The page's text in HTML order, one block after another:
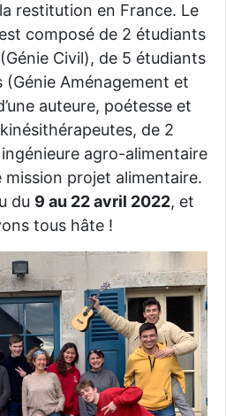
restitution en France. Le
composé de 2 étudiants
Civil), de 5 étudiants
(Génie Aménagement et
auteure, poétesse et
de 2
ingénieure agro-alimentaire
mission projet alimentaire.
du 9 au 22 avril 2022, et
tous hâte !